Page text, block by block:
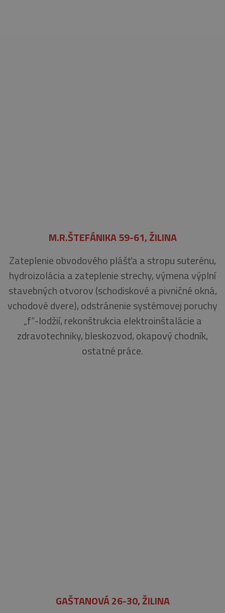
M.R.ŠTEFÁNIKA 59-61, ŽILINA
Zateplenie obvodového plášťa a stropu suterénu,
hydroizolácia a zateplenie strechy, výmena výplní
stavebných otvorov (schodiskové a pivničné okná,
vchodové dvere), odstránenie systémovej poruchy
„f“-lodžií, rekonštrukcia elektroinštalácie a
zdravotechniky, bleskozvod, okapový chodník,
ostatné práce.
GAŠTANOVÁ 26-30, ŽILINA